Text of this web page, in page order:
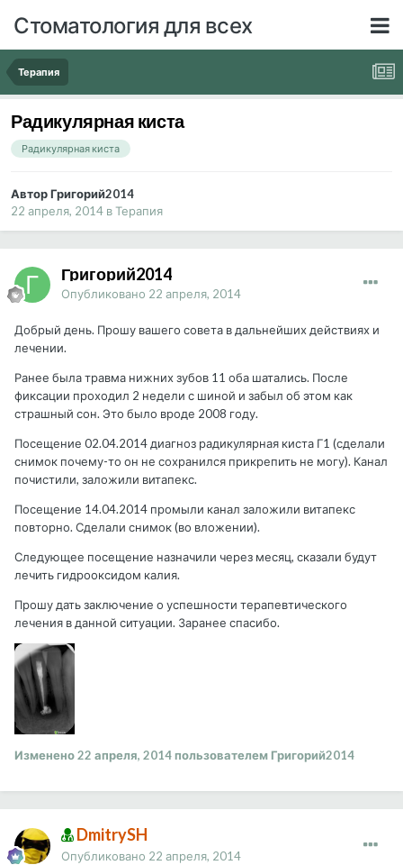
Стоматология для всех
Терапия
Радикулярная киста
Радикулярная киста
Автор Григорий2014
22 апреля, 2014 вТерапия
Григорий2014
Опубликовано 22 апреля, 2014
Добрый день. Прошу вашего совета в дальнейших действиях и
лечении.
Ранее была травма нижних зубов 11 оба шатались. После
фиксации проходил 2 недели с шиной и забыл об этом как
страшный сон. Это было вроде 2008 году.
Посещение 02.04.2014 диагноз радикулярная киста Г1 (сделали
снимок почему-то он не сохранился прикрепить не могу). Канал
почистили, заложили витапекс.
Посещение 14.04.2014 промыли канал заложили витапекс
повторно. Сделали снимок (во вложении).
Следующее посещение назначили через месяц, сказали будут
лечить гидрооксидом калия.
Прошу дать заключение о успешности терапевтического
лечения в данной ситуации. Заранее спасибо.
Изменено22 апреля, 2014пользователем Григорий2014
DmitrySH
Опубликовано 22 апреля, 2014